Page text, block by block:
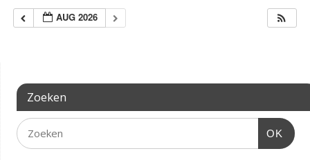
AUG 2026
Zoeken
OK